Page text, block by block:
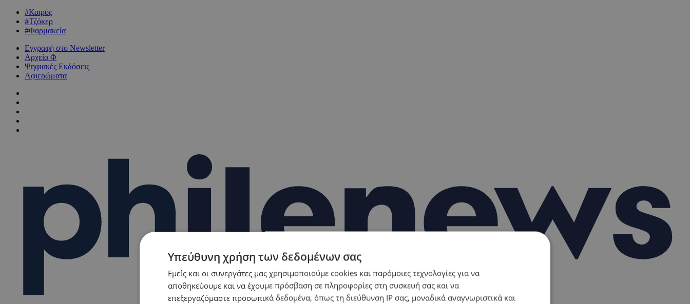
#Καιρός
#Τζόκερ
#Φαρμακεία
Εγγραφή στο Newsletter
Αρχείο Φ
Ψηφιακές Εκδόσεις
Αφιερώματα
Υπεύθυνη χρήση των δεδομένων σας
Εμείς και οι συνεργάτες μας χρησιμοποιούμε cookies και παρόμοιες τεχνολογίες για να
αποθηκεύουμε και να έχουμε πρόσβαση σε πληροφορίες στη συσκευή σας και να
επεξεργαζόμαστε προσωπικά δεδομένα, όπως τη διεύθυνση IP σας, μοναδικά αναγνωριστικά και